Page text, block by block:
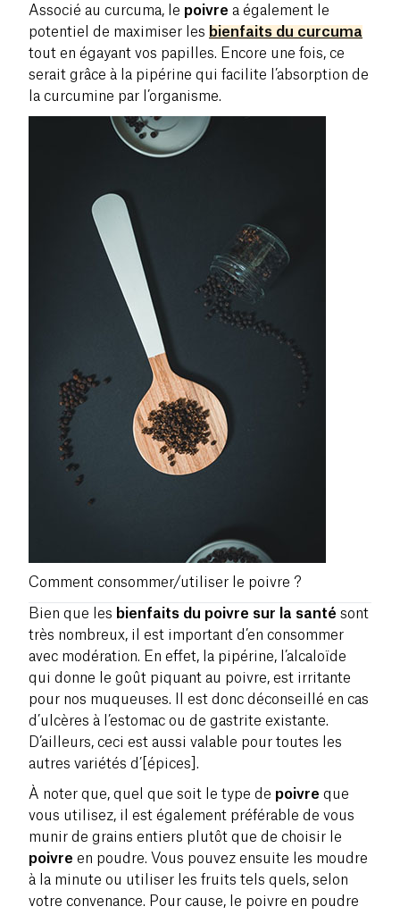
Associé au curcuma, le poivre a également le
potentiel de maximiser les bienfaits du curcuma
tout en égayant vos papilles. Encore une fois, ce
serait grâce à la pipérine qui facilite l’absorption de
la curcumine par l’organisme.
Comment consommer/utiliser le poivre ?
Bien que les bienfaits du poivre sur la santé sont
très nombreux, il est important d’en consommer
avec modération. En effet, la pipérine, l’alcaloïde
qui donne le goût piquant au poivre, est irritante
pour nos muqueuses. Il est donc déconseillé en cas
d’ulcères à l’estomac ou de gastrite existante.
D’ailleurs, ceci est aussi valable pour toutes les
autres variétés d’[épices].
À noter que, quel que soit le type de poivre que
vous utilisez, il est également préférable de vous
munir de grains entiers plutôt que de choisir le
poivre en poudre. Vous pouvez ensuite les moudre
à la minute ou utiliser les fruits tels quels, selon
votre convenance. Pour cause, le poivre en poudre